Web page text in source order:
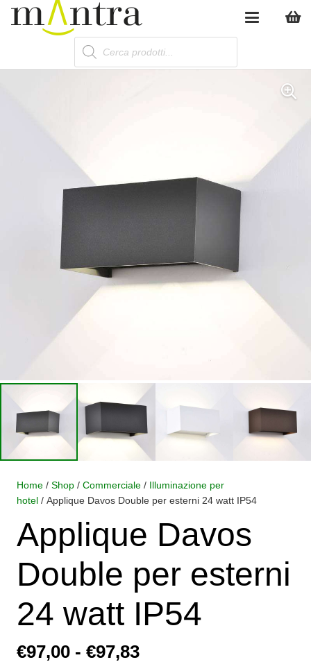
Products
search
Home / Shop / Commerciale / Illuminazione per
hotel / Applique Davos Double per esterni 24 watt IP54
Applique Davos
Double per esterni
24 watt IP54
€97,00 - €97,83Fascia